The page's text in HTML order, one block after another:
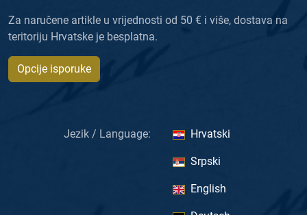
Za naručene artikle u vrijednosti od 50 € i više, dostava na
teritoriju Hrvatske je besplatna.
Opcije isporuke
Jezik / Language: Hrvatski
Srpski
English